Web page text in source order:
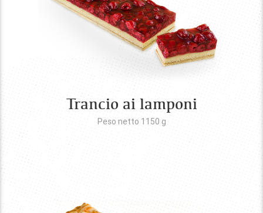
Trancio ai lamponi
Peso netto 1150 g